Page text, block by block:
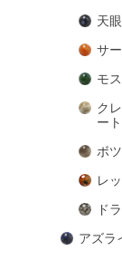
天
サ
モ
ク
ート
ボ
レ
ド
アズラ